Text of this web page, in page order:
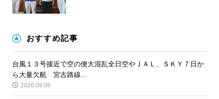
おすすめ記事
台風１３号接近で空の便大混乱全日空やＪＡＬ、ＳＫＹ７日か
ら大量欠航 宮古路線...
2026.08.06